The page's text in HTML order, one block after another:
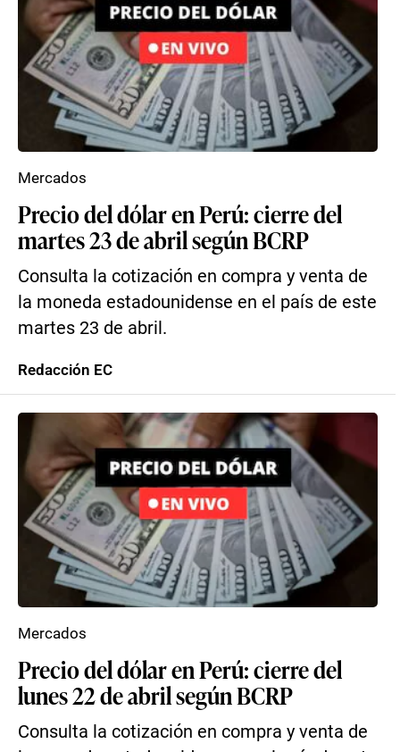
Precio del dólar en Perú: cierre del
martes 23 de abril según BCRP
Consulta la cotización en compra y venta de
la moneda estadounidense en el país de este
martes 23 de abril.
Mercados
Redacción EC
Precio del dólar en Perú: cierre del
lunes 22 de abril según BCRP
Consulta la cotización en compra y venta de
Mercados